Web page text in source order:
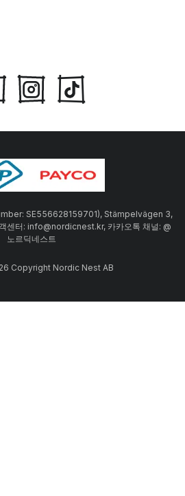
SE556628159701), Stämpelvägen 3,
센터: info@nordicnest.kr, 카카오톡 채널: @
노르딕네스트
Copyright Nordic Nest AB